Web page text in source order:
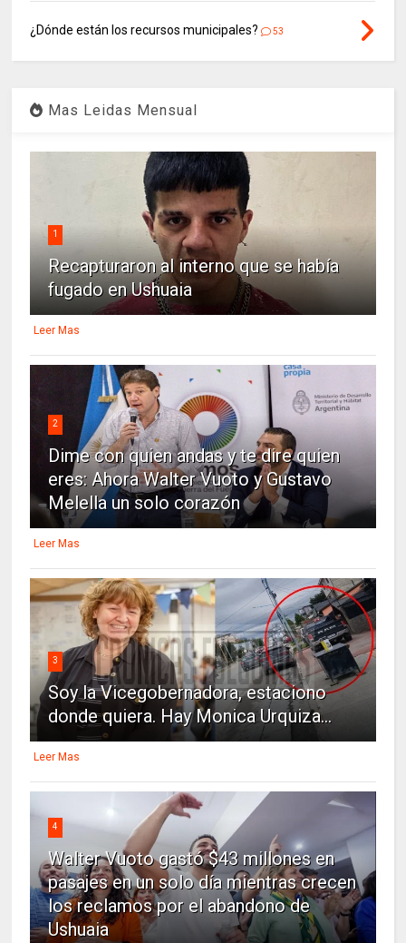
¿Dónde están los recursos municipales? 53
Mas Leidas Mensual
1
Recapturaron al interno que se había
fugado en Ushuaia
Leer Mas
2
Dime con quien andas y te dire quien
eres: Ahora Walter Vuoto y Gustavo
Melella un solo corazón
Leer Mas
3
Soy la Vicegobernadora, estaciono
donde quiera. Hay Monica Urquiza...
Leer Mas
4
Walter Vuoto gastó $43 millones en
pasajes en un solo día mientras crecen
los reclamos por el abandono de
Ushuaia